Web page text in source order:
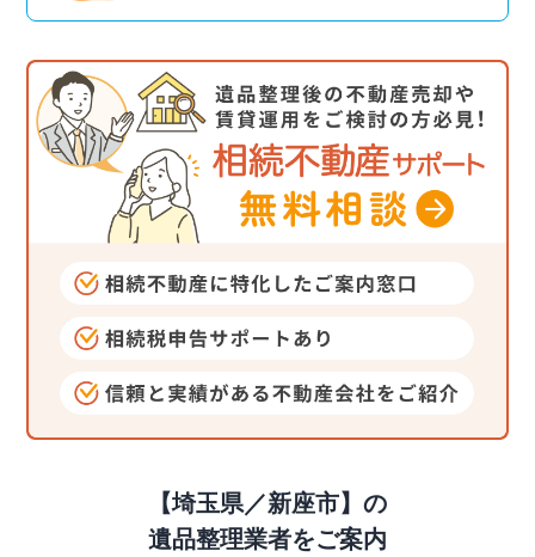
【埼玉県／新座市】の
遺品整理業者をご案内